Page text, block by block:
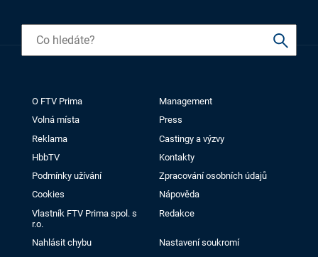
O FTV Prima
Management
Volná místa
Press
Reklama
Castingy a výzvy
HbbTV
Kontakty
Podmínky užívání
Zpracování osobních údajů
Cookies
Nápověda
Vlastník FTV Prima spol. s
r.o.
Redakce
Nahlásit chybu Nastavení soukromí